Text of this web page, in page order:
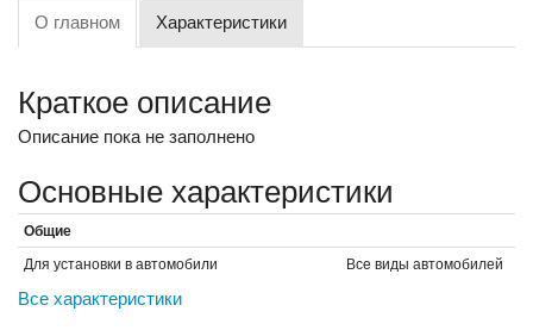
О главном Характеристики
Краткое описание
Описание пока не заполнено
Основные характеристики
Общие
Для установки в автомобили
Все виды автомобилей
Все характеристики